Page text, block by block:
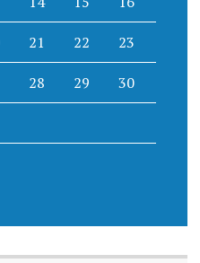
21 22 23
28 29 30